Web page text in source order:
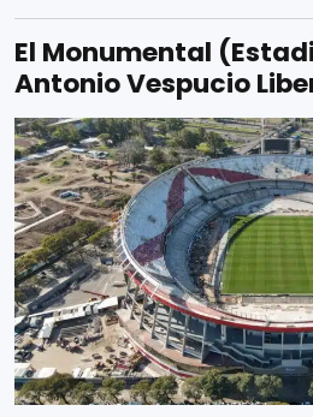
El Monumental
Antonio Vespucio